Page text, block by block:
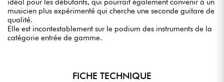
idéal pour les débutants, qui pourrait également convenir à un
musicien plus expérimenté qui cherche une seconde guitare de
qualité.
Elle est incontestablement sur le podium des instruments de la
catégorie entrée de gamme.
FICHE TECHNIQUE